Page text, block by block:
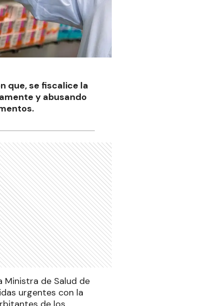
que, se fiscalice la
y abusando
Ministra de Salud de
urgentes con la